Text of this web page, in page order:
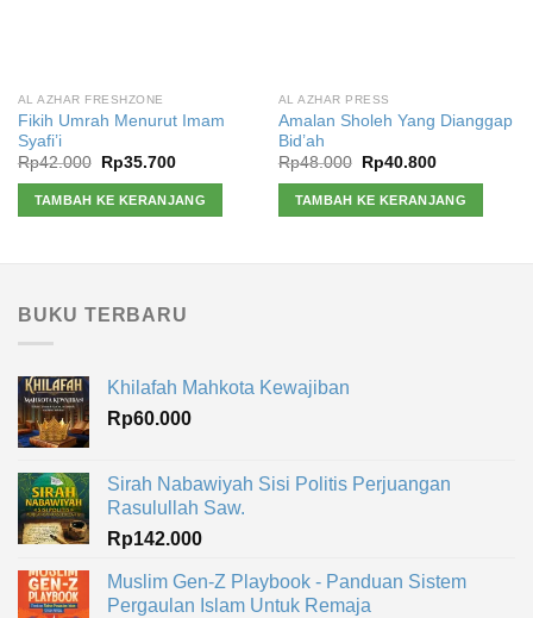
AL AZHAR FRESHZONE
Fikih Umrah Menurut Imam
Syafi’i
Rp42.000
Harga
aslinya
adalah:
Rp42.000.
Rp35.700Harga
ini
adalah:
TAMBAH KE KERANJANG
AL AZHAR PRESS
Amalan Sholeh Yang Dianggap
Bid’ah
Rp48.000
Harga
aslinya
adalah:
Rp48.000.
Rp40.800Harga
ini
adalah:
TAMBAH KE KERANJANG
BUKU TERBARU
Khilafah Mahkota Kewajiban
Rp60.000
Sirah Nabawiyah Sisi Politis Perjuangan
Rasulullah Saw.
Rp142.000
Muslim Gen-Z Playbook - Panduan Sistem
Pergaulan Islam Untuk Remaja